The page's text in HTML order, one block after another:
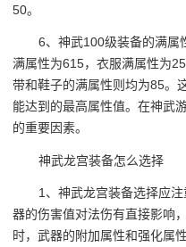
50。
6、神武100级装备的满属
满属性为615，衣服满属性为
带和鞋子的满属性则均为85。
能达到的最高属性值。在神武
的重要因素。
神武龙宫装备怎么选择
1、神武龙宫装备选择应
器的伤害值对法伤有直接影响
时，武器的附加属性和强化属